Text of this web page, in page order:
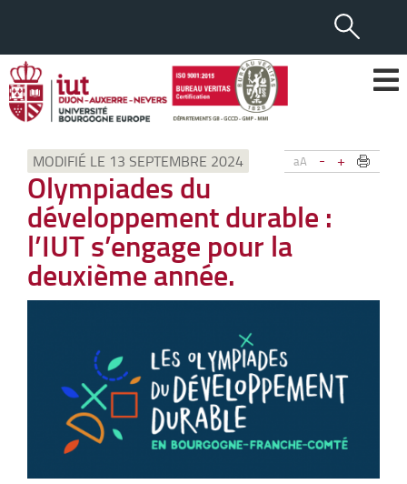
aA - +
MODIFIÉ LE 13 SEPTEMBRE 2024
Olympiades du
développement durable :
l’IUT s’engage pour la
deuxième année.